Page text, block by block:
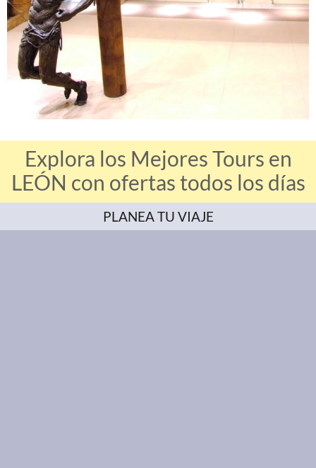
Explora los Mejores Tours en
LEÓN con ofertas todos los días
PLANEA TU VIAJE